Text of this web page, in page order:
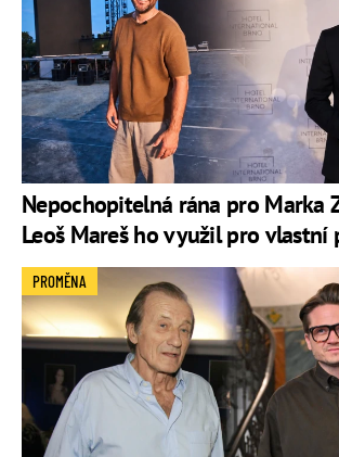
Nepochopitelná rána pro Marka
Leoš Mareš ho využil pro vlastní
PROMĚNA